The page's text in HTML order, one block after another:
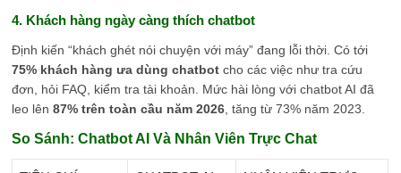
4. Khách hàng ngày càng thích chatbot
Định kiến “khách ghét nói chuyện với máy” đang lỗi thời. Có tới
75% khách hàng ưa dùng chatbot cho các việc như tra cứu
đơn, hỏi FAQ, kiểm tra tài khoản. Mức hài lòng với chatbot AI đã
leo lên87% trên toàn cầu năm 2026, tăng từ 73% năm 2023.
So Sánh: Chatbot AI Và Nhân Viên Trực Chat